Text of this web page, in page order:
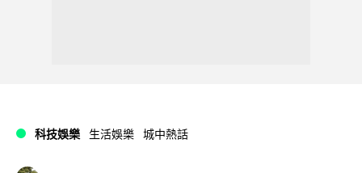
科技娛樂 生活娛樂 城中熱話